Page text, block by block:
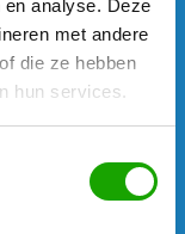
analyse. Deze
met andere
die ze hebben
hun services.
inlenende